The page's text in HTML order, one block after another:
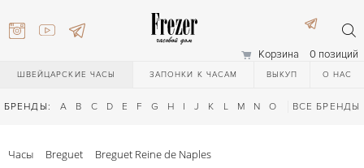
Корзина 0 позиций
ШВЕЙЦАРСКИЕ ЧАСЫ ЗАПОНКИ К ЧАСАМ ВЫКУП О НАС
БРЕНДЫ: A B C D E F G H I J K L M N O Q R S T
ВСЕ БРЕНДЫ
Часы Breguet Breguet Reine de Naples